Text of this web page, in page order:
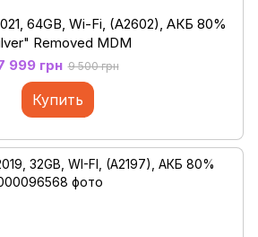
64GB, Wi-Fi, (A2602), АКБ 80%
Removed MDM
999 грн 9 500 грн
Купить